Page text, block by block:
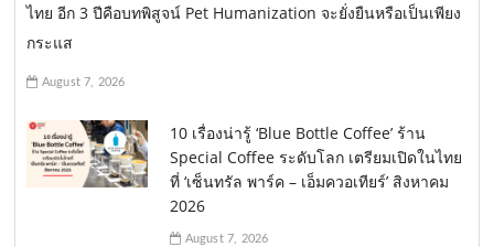
ไทย อีก 3 ปีคือบทพิสูจน์ Pet Humanization จะยั่งยืนหรือเป็นเพียง
กระแส
August 7, 2026
10 เรื่องน่ารู้ ‘Blue Bottle Coffee’ ร้าน
Special Coffee ระดับโลก เตรียมเปิดในไทย
ที่ ‘เซ็นทรัล พาร์ค – เอ็มควอเทียร์’ สิงหาคม
2026
August 7, 2026